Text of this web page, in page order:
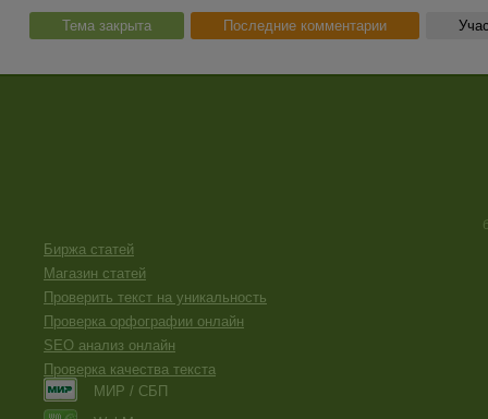
Тема закрыта Последние комментарии
Биржа статей
Магазин статей
Проверить текст на уникальность
Проверка орфографии онлайн
SEO анализ онлайн
Проверка качества текста
МИР / СБП